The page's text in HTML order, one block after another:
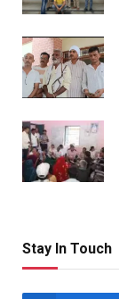
Stay In Touch